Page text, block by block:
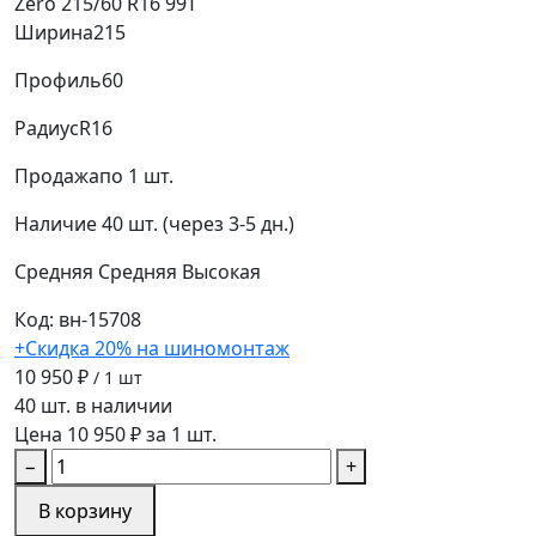
Ширина215
Профиль60
РадиусR16
Продажапо 1 шт.
Наличие40 шт. (через 3-5 дн.)
Средняя Средняя Высокая
Код: вн-15708
+Скидка 20% на шиномонтаж
10 950 ₽ / 1 шт
40 шт. в наличии
Цена 10 950 ₽ за 1 шт.
−
+
В корзину